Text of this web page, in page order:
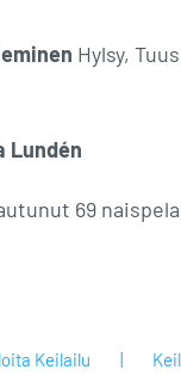
Hylsy,
Lundén
69
Keilailu